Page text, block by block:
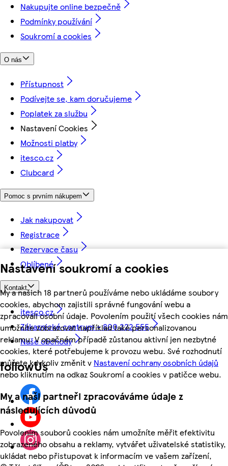
Nastavení soukromí a cookies
My a našich 18 partnerů používáme nebo ukládáme soubory
cookies, abychom zajistili správné fungování webu a
zpracovali osobní údaje. Povolením použití všech cookies nám
umožníte zobrazovat například také personalizovanou
reklamu. V opačném případě zůstanou aktivní jen nezbytné
cookies, které potřebujeme k provozu webu. Své rozhodnutí
můžete kdykoliv změnit v Nastavení ochrany osobních údajů
nebo kliknutím na odkaz Soukromí a cookies v patičce webu.
My a naši partneři zpracováváme údaje z
následujících důvodů
Povolením souborů cookies nám umožníte měřit efektivitu
zobrazeného obsahu a reklamy, vytvářet uživatelské statistiky,
ukládat nebo přistupovat k informacím ve vašem zařízení,
Nakupujte online bezpečně
Podmínky používání
Soukromí a cookies
O nás
Přístupnost
Podívejte se, kam doručujeme
Poplatek za službu
Nastavení Cookies
Možnosti platby
itesco.cz
Clubcard
Pomoc s prvním nákupem
Jak nakupovat
Registrace
Rezervace času
Oblíbené
Kontakt
itesco.cz
Zákaznické centrum - 800 222 555
Naše obchody
followUs